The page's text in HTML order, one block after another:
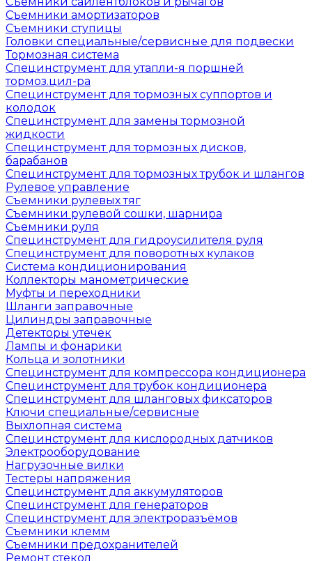
Съемники амортизаторов
Съемники ступицы
Головки специальные/сервисные для подвески
Тормозная система
Специнструмент для утапли-я поршней
тормоз.цил-ра
Специнструмент для тормозных суппортов и
колодок
Специнструмент для замены тормозной
жидкости
Специнструмент для тормозных дисков,
барабанов
Специнструмент для тормозных трубок и шлангов
Рулевое управление
Съемники рулевых тяг
Съемники рулевой сошки, шарнира
Съемники руля
Специнструмент для гидроусилителя руля
Специнструмент для поворотных кулаков
Система кондиционирования
Коллекторы манометрические
Муфты и переходники
Шланги заправочные
Цилиндры заправочные
Детекторы утечек
Лампы и фонарики
Кольца и золотники
Специнструмент для компрессора кондиционера
Специнструмент для трубок кондиционера
Специнструмент для шланговых фиксаторов
Ключи специальные/сервисные
Выхлопная система
Специнструмент для кислородных датчиков
Электрооборудование
Нагрузочные вилки
Тестеры напряжения
Специнструмент для аккумуляторов
Специнструмент для генераторов
Специнструмент для электроразъёмов
Съемники клемм
Съемники предохранителей
Ремонт стекол